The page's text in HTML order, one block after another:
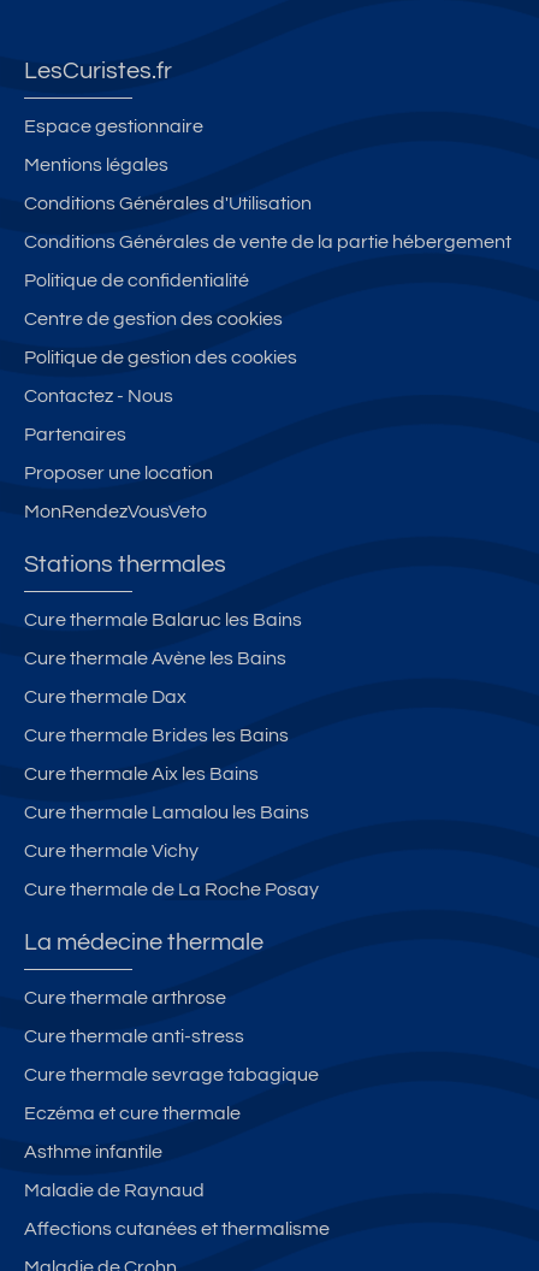
LesCuristes.fr
Espace gestionnaire
Mentions légales
Conditions Générales d'Utilisation
Conditions Générales de vente de la partie hébergement
Politique de confidentialité
Centre de gestion des cookies
Politique de gestion des cookies
Contactez - Nous
Partenaires
Proposer une location
MonRendezVousVeto
Stations thermales
Cure thermale Balaruc les Bains
Cure thermale Avène les Bains
Cure thermale Dax
Cure thermale Brides les Bains
Cure thermale Aix les Bains
Cure thermale Lamalou les Bains
Cure thermale Vichy
Cure thermale de La Roche Posay
La médecine thermale
Cure thermale arthrose
Cure thermale anti-stress
Cure thermale sevrage tabagique
Eczéma et cure thermale
Asthme infantile
Maladie de Raynaud
Affections cutanées et thermalisme